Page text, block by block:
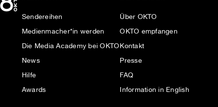
Sendereihen
Medienmacher*in werden
Die Media Academy bei OKTO
News
Hilfe
Awards
Über OKTO
OKTO empfangen
Kontakt
Presse
FAQ
Information in English